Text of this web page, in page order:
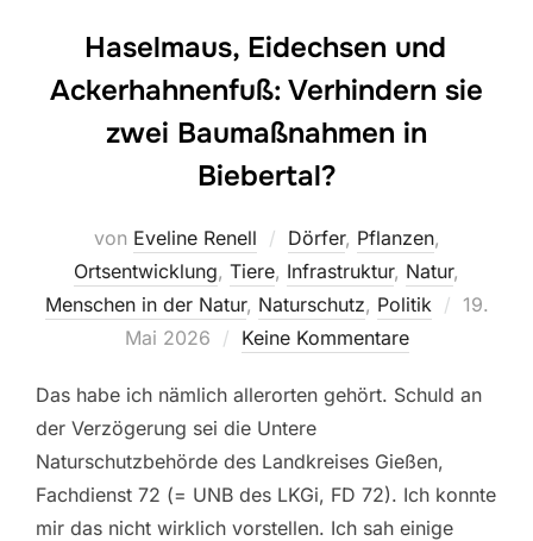
Haselmaus, Eidechsen und
Ackerhahnenfuß: Verhindern sie
zwei Baumaßnahmen in
Biebertal?
von Eveline Renell Dörfer, Pflanzen,
Ortsentwicklung, Tiere, Infrastruktur, Natur,
Menschen in der Natur, Naturschutz, Politik
19.
Mai 2026
Keine Kommentare
Das habe ich nämlich allerorten gehört. Schuld an
der Verzögerung sei die Untere
Naturschutzbehörde des Landkreises Gießen,
Fachdienst 72 (= UNB des LKGi, FD 72). Ich konnte
mir das nicht wirklich vorstellen. Ich sah einige